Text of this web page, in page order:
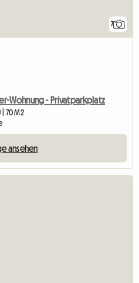
7
Wohnung - Privatparkplatz
| 70 M2
ansehen